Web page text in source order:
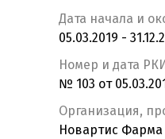
Дата начала и
05.03.2019 -
Номер и дата РКИ
№ 103 от
Организация,
Новартис Фарма